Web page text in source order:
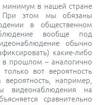
минимум в нашей стране
При этом мы обязаны
в общественном
вообще под
обычно
какие-либо
прошлом – аналогично
вот вероятность
например,
видеонаблюдения на
сравнительно